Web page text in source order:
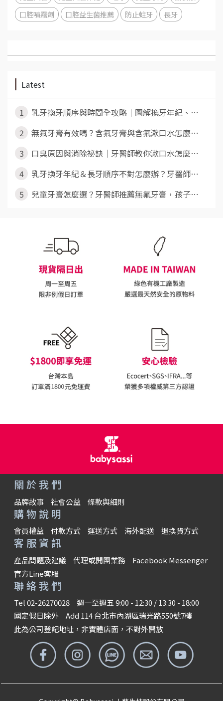
口腔噴霧劑
口腔益生菌推薦 防止蛀牙 長牙
Latest
1
乳牙換牙順序與時間全攻略｜圖解換牙年紀、⋯
2
無氟牙膏有效嗎？含氟牙膏與含氟漱口水怎麼⋯
3
口臭原因與消除祕訣｜牙醫師教你漱口水怎麼⋯
4
乳牙換牙年紀＆長牙順序不對怎麼辦？牙醫師⋯
5
兒童牙膏怎麼選？牙醫師推薦無氟牙膏，孩子⋯
關於我們
品牌故事 社會公益 條款與細則
購物說明
會員權益 付款方式 運送方式 海外配送 退換貨方式
客服資訊
產品問題及建議 代理或開團業務
Facebook Messenger
官方Line客服
聯絡我們
Tel 02-26270028
週一至週五 9:00 - 12:30 / 13:30 - 18:00
國定假日除外
Add 114 台北市內湖區瑞光路550號7樓
此為公司登記地址，非實體店面，不對外開放